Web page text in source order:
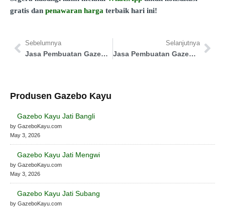
gratis dan penawaran harga terbaik hari ini!
Sebelumnya
Jasa Pembuatan Gazebo Wajo
Selanjutnya
Jasa Pembuatan Gazebo Mamuju
Produsen Gazebo Kayu
Gazebo Kayu Jati Bangli
by GazeboKayu.com
May 3, 2026
Gazebo Kayu Jati Mengwi
by GazeboKayu.com
May 3, 2026
Gazebo Kayu Jati Subang
by GazeboKayu.com